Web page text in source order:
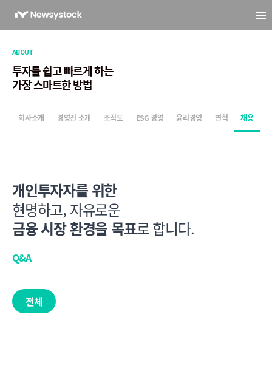
ABOUT
투자를 쉽고 빠르게 하는
가장 스마트한 방법
회사소개 경영진 소개 조직도 ESG 경영 윤리경영 연혁 채용
개인투자자를 위한
현명하고, 자유로운
금융 시장 환경을 목표로 합니다.
Q&A
전체